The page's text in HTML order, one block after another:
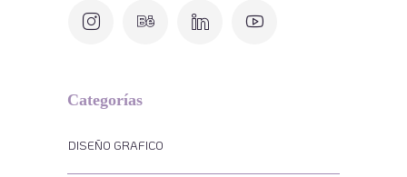
Categorías
DISEÑO GRAFICO